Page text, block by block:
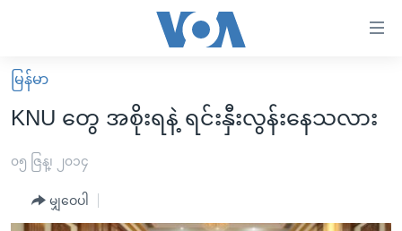
လွယ်ကူ
စေ
Link
များ
မူလစာမျက်နှာ
မြန်မာ
ကမ္ဘာ့သတင်းများ
နိုင်ငံတကာ
အမေရိကန်
သတင်းလွတ်လပ်ခွင့်
မြန်မာ
KNU တွေ အစိုးရနဲ့ ရင်းနှီးလွန်းနေသလား
၀၅ ဇြန္၊ ၂၀၁၄
မျှဝေပါ